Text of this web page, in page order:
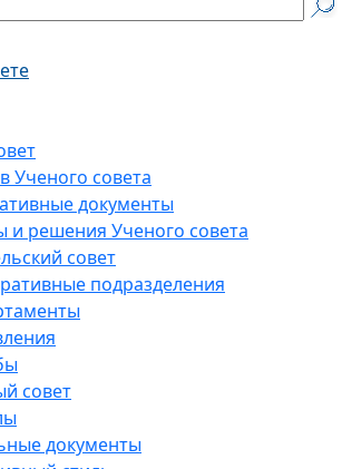
Ученого совета
документы
и решения Ученого совета
совет
подразделения
совет
документы